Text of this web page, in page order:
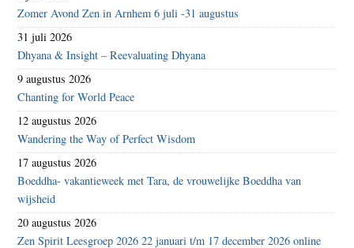
Zomer Avond Zen in Arnhem 6 juli -31 augustus
31 juli 2026
Dhyana & Insight – Reevaluating Dhyana
9 augustus 2026
Chanting for World Peace
12 augustus 2026
Wandering the Way of Perfect Wisdom
17 augustus 2026
Boeddha- vakantieweek met Tara, de vrouwelijke Boeddha van
wijsheid
20 augustus 2026
Zen Spirit Leesgroep 2026 22 januari t/m 17 december 2026 online